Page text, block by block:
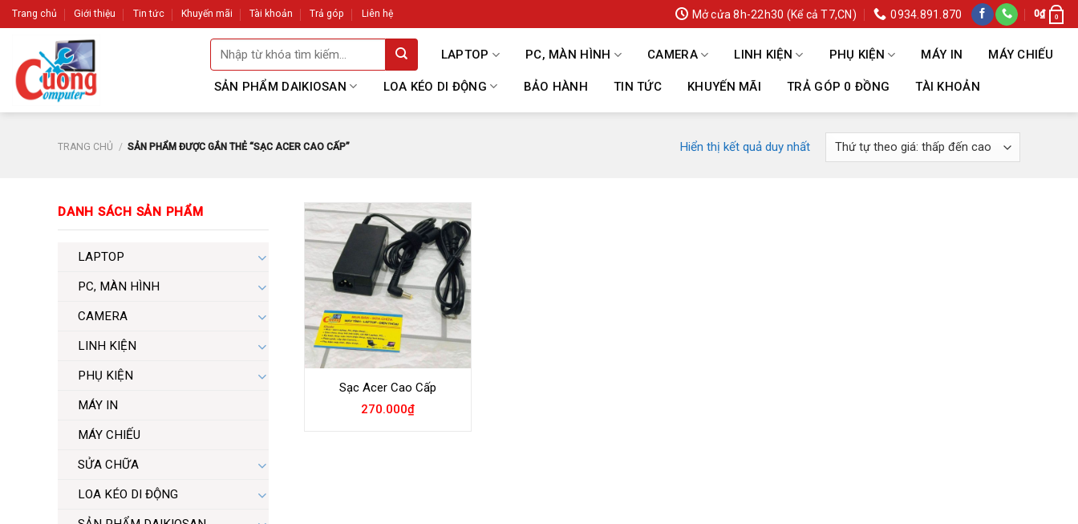
Skip
to
Trang chủ Giới thiệu Tin tức Khuyến mãi Tài khoản Trả góp Liên hệ Mở cửa 8h-22h30 (Kể cả T7,CN) 0934.891.870 0₫ 0
Tìm
kiếm:
LAPTOP PC, MÀN HÌNH CAMERA LINH KIỆN PHỤ KIỆN MÁY IN MÁY CHIẾU
SẢN PHẨM DAIKIOSAN LOA KÉO DI ĐỘNG BẢO HÀNH TIN TỨC KHUYẾN MÃI TRẢ GÓP 0 ĐỒNG TÀI KHOẢN
TRANG CHỦ / SẢN PHẨM ĐƯỢC GẮN THẺ “SẠC ACER CAO CẤP” Hiển thị kết quả duy nhất
DANH SÁCH SẢN PHẨM
LAPTOP
PC, MÀN HÌNH
CAMERA
LINH KIỆN
PHỤ KIỆN
MÁY IN
MÁY CHIẾU
SỬA CHỮA
LOA KÉO DI ĐỘNG
Sạc Acer Cao Cấp
270.000₫